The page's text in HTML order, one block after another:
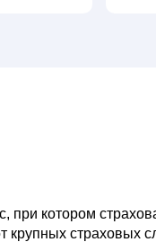
при котором
страховых